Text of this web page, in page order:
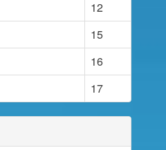
12
15
16
17